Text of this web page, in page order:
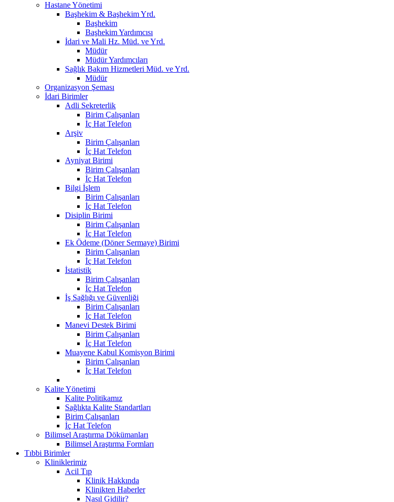
Hastane Yönetimi
Başhekim & Başhekim Yrd.
Başhekim
Başhekim Yardımcısı
İdari ve Mali Hz. Müd. ve Yrd.
Müdür
Müdür Yardımcıları
Sağlık Bakım Hizmetleri Müd. ve Yrd.
Müdür
Organizasyon Şeması
İdari Birimler
Adli Sekreterlik
Birim Çalışanları
İç Hat Telefon
Arşiv
Birim Çalışanları
İç Hat Telefon
Ayniyat Birimi
Birim Çalışanları
İç Hat Telefon
Bilgi İşlem
Birim Çalışanları
İç Hat Telefon
Disiplin Birimi
Birim Çalışanları
İç Hat Telefon
Ek Ödeme (Döner Sermaye) Birimi
Birim Çalışanları
İç Hat Telefon
İstatistik
Birim Çalışanları
İç Hat Telefon
İş Sağlığı ve Güvenliği
Birim Çalışanları
İç Hat Telefon
Manevi Destek Birimi
Birim Çalışanları
İç Hat Telefon
Muayene Kabul Komisyon Birimi
Birim Çalışanları
İç Hat Telefon
Kalite Yönetimi
Kalite Politikamız
Sağlıkta Kalite Standartları
Birim Çalışanları
İç Hat Telefon
Bilimsel Araştırma Dökümanları
Bilimsel Araştırma Formları
Tıbbi Birimler
Kliniklerimiz
Acil Tıp
Klinik Hakkında
Klinikten Haberler
Nasıl Gidilir?